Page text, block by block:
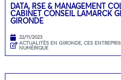
DATA, RSE & MANAGEMENT
CABINET CONSEIL LAMARCK
GIRONDE
22/11/2023
ACTUALITÉS EN GIRONDE, CES
NUMÉRIQUE